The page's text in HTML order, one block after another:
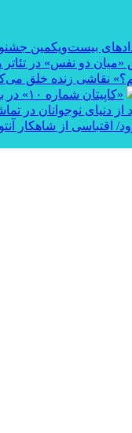
بیست‌ویکمین
دو نفس» در تئاتر
نقاشی زنده خلق
«کاپیتان شماره ۱۰» در بخش مسابقه جشنواره جیفونی ایتالیا
دنیای نوجوانان در
اقتباسی از شاهکار